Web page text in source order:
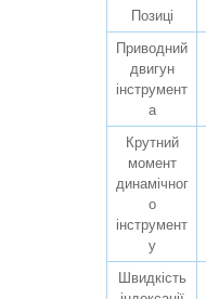
Позиці
Приводний
двигун
інструмент
а
Крутний
момент
динамічног
о
інструмент
у
Швидкість